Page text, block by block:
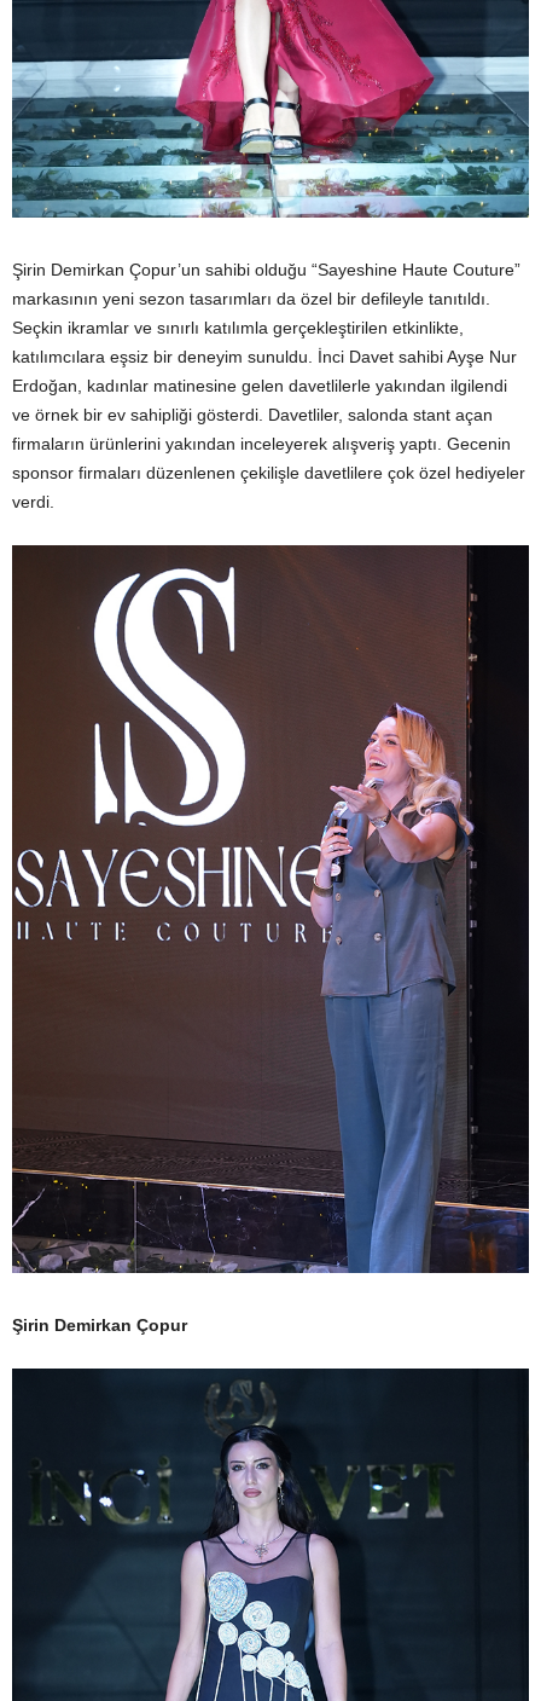
Şirin Demirkan Çopur’un sahibi olduğu “Sayeshine Haute Couture”
markasının yeni sezon tasarımları da özel bir defileyle tanıtıldı.
Seçkin ikramlar ve sınırlı katılımla gerçekleştirilen etkinlikte,
katılımcılara eşsiz bir deneyim sunuldu. İnci Davet sahibi Ayşe Nur
Erdoğan, kadınlar matinesine gelen davetlilerle yakından ilgilendi
ve örnek bir ev sahipliği gösterdi. Davetliler, salonda stant açan
firmaların ürünlerini yakından inceleyerek alışveriş yaptı. Gecenin
sponsor firmaları düzenlenen çekilişle davetlilere çok özel hediyeler
verdi.
Şirin Demirkan Çopur